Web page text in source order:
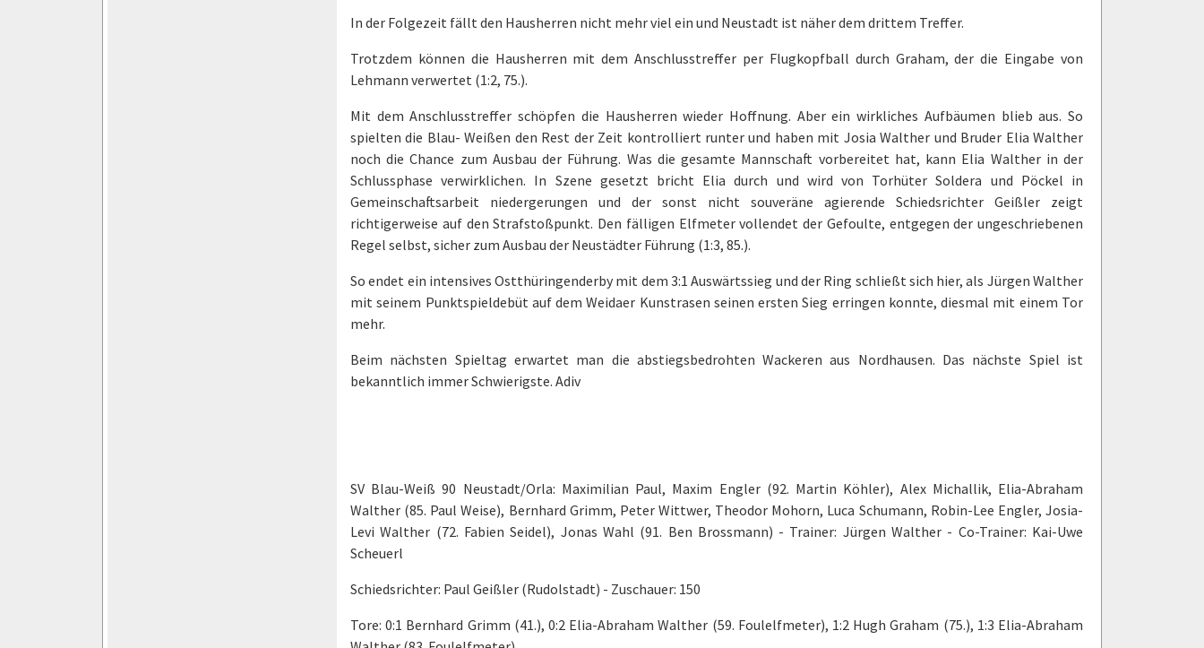
In der Folgezeit fällt den Hausherren nicht mehr viel ein und Neustadt ist näher dem drittem Treffer.
Trotzdem können die Hausherren mit dem Anschlusstreffer per Flugkopfball durch Graham, der die Eingabe von
Lehmann verwertet (1:2, 75.).
Mit dem Anschlusstreffer schöpfen die Hausherren wieder Hoffnung. Aber ein wirkliches Aufbäumen blieb aus. So
spielten die Blau- Weißen den Rest der Zeit kontrolliert runter und haben mit Josia Walther und Bruder Elia Walther
noch die Chance zum Ausbau der Führung. Was die gesamte Mannschaft vorbereitet hat, kann Elia Walther in der
Schlussphase verwirklichen. In Szene gesetzt bricht Elia durch und wird von Torhüter Soldera und Pöckel in
Gemeinschaftsarbeit niedergerungen und der sonst nicht souveräne agierende Schiedsrichter Geißler zeigt
richtigerweise auf den Strafstoßpunkt. Den fälligen Elfmeter vollendet der Gefoulte, entgegen der ungeschriebenen
Regel selbst, sicher zum Ausbau der Neustädter Führung (1:3, 85.).
So endet ein intensives Ostthüringenderby mit dem 3:1 Auswärtssieg und der Ring schließt sich hier, als Jürgen Walther
mit seinem Punktspieldebüt auf dem Weidaer Kunstrasen seinen ersten Sieg erringen konnte, diesmal mit einem Tor
mehr.
Beim nächsten Spieltag erwartet man die abstiegsbedrohten Wackeren aus Nordhausen. Das nächste Spiel ist
bekanntlich immer Schwierigste. Adiv
SV Blau-Weiß 90 Neustadt/Orla: Maximilian Paul, Maxim Engler (92. Martin Köhler), Alex Michallik, Elia-Abraham
Walther (85. Paul Weise), Bernhard Grimm, Peter Wittwer, Theodor Mohorn, Luca Schumann, Robin-Lee Engler, Josia-
Levi Walther (72. Fabien Seidel), Jonas Wahl (91. Ben Brossmann) - Trainer: Jürgen Walther - Co-Trainer: Kai-Uwe
Scheuerl
Schiedsrichter: Paul Geißler (Rudolstadt) - Zuschauer: 150
Tore: 0:1 Bernhard Grimm (41.), 0:2 Elia-Abraham Walther (59. Foulelfmeter), 1:2 Hugh Graham (75.), 1:3 Elia-Abraham